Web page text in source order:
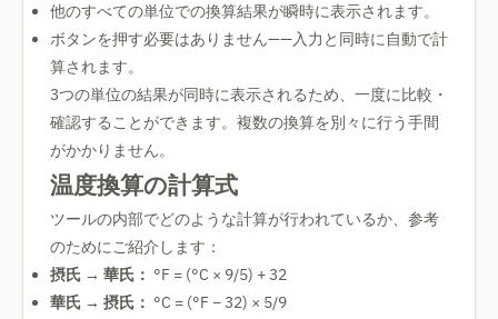
他のすべての単位での換算結果が瞬時に表示されます。
ボタンを押す必要はありません——入力と同時に自動で計
算されます。
3つの単位の結果が同時に表示されるため、一度に比較・
確認することができます。複数の換算を別々に行う手間
がかかりません。
温度換算の計算式
ツールの内部でどのような計算が行われているか、参考
のためにご紹介します：
摂氏 → 華氏： °F = (°C × 9/5) + 32
華氏 → 摂氏： °C = (°F − 32) × 5/9